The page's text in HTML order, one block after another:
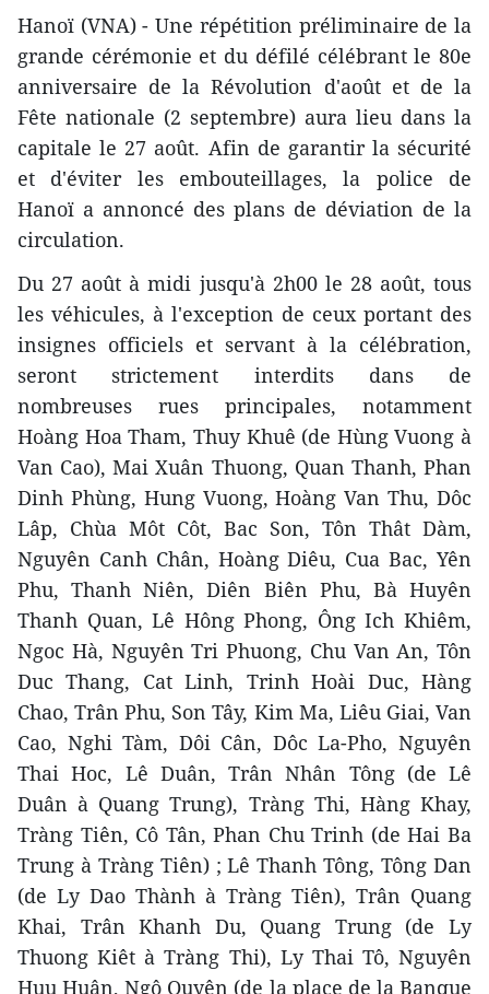
Hanoï (VNA) - Une répétition préliminaire de la
grande cérémonie et du défilé célébrant le 80e
anniversaire de la Révolution d'août et de la
Fête nationale (2 septembre) aura lieu dans la
capitale le 27 août. Afin de garantir la sécurité
et d'éviter les embouteillages, la police de
Hanoï a annoncé des plans de déviation de la
circulation.
Du 27 août à midi jusqu'à 2h00 le 28 août, tous
les véhicules, à l'exception de ceux portant des
insignes officiels et servant à la célébration,
seront strictement interdits dans de
nombreuses rues principales, notamment
Hoàng Hoa Tham, Thuy Khuê (de Hùng Vuong à
Van Cao), Mai Xuân Thuong, Quan Thanh, Phan
Dinh Phùng, Hung Vuong, Hoàng Van Thu, Dôc
Lâp, Chùa Môt Côt, Bac Son, Tôn Thât Dàm,
Nguyên Canh Chân, Hoàng Diêu, Cua Bac, Yên
Phu, Thanh Niên, Diên Biên Phu, Bà Huyên
Thanh Quan, Lê Hông Phong, Ông Ich Khiêm,
Ngoc Hà, Nguyên Tri Phuong, Chu Van An, Tôn
Duc Thang, Cat Linh, Trinh Hoài Duc, Hàng
Chao, Trân Phu, Son Tây, Kim Ma, Liêu Giai, Van
Cao, Nghi Tàm, Dôi Cân, Dôc La-Pho, Nguyên
Thai Hoc, Lê Duân, Trân Nhân Tông (de Lê
Duân à Quang Trung), Tràng Thi, Hàng Khay,
Tràng Tiên, Cô Tân, Phan Chu Trinh (de Hai Ba
Trung à Tràng Tiên) ; Lê Thanh Tông, Tông Dan
(de Ly Dao Thành à Tràng Tiên), Trân Quang
Khai, Trân Khanh Du, Quang Trung (de Ly
Thuong Kiêt à Tràng Thi), Ly Thai Tô, Nguyên
Huu Huân, Ngô Quyên (de la place de la Banque